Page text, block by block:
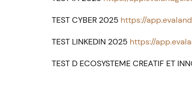
TEST CYBER 2025 https://
TEST LINKEDIN 2025 https://
TEST D ECOSYSTEME CREATIF ET